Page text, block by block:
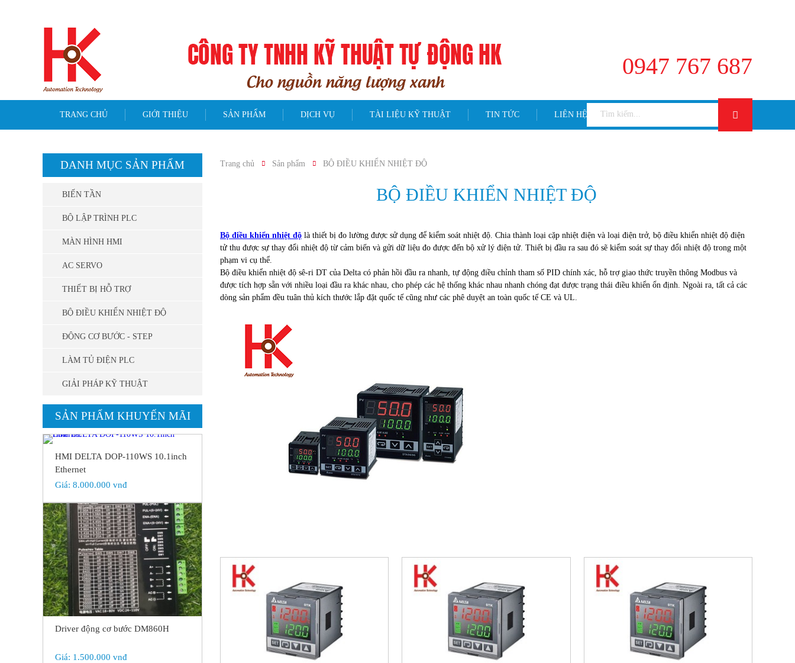
0947 767 687
TRANG CHỦ GIỚI THIỆU SẢN PHẨM DỊCH VỤ TÀI LIỆU KỸ THUẬT TIN TỨC LIÊN HỆ
Trang chủ Sản phẩm BỘ ĐIỀU KHIỂN NHIỆT ĐỘ
BỘ ĐIỀU KHIỂN NHIỆT ĐỘ
Bộ điều khiển nhiệt độ là thiết bị đo lường được sử dụng để kiểm soát nhiệt độ. Chia thành loại cặp nhiệt điện và loại điện trở, bộ điều khiển nhiệt độ điện
tử thu được sự thay đổi nhiệt độ từ cảm biến và gửi dữ liệu đo được đến bộ xử lý điện tử. Thiết bị đầu ra sau đó sẽ kiểm soát sự thay đổi nhiệt độ trong một
phạm vi cụ thể.
Bộ điều khiển nhiệt độ sê-ri DT của Delta có phản hồi đầu ra nhanh, tự động điều chỉnh tham số PID chính xác, hỗ trợ giao thức truyền thông Modbus và
được tích hợp sẵn với nhiều loại đầu ra khác nhau, cho phép các hệ thống khác nhau nhanh chóng đạt được trạng thái điều khiển ổn định. Ngoài ra, tất cả các
dòng sản phẩm đều tuân thủ kích thước lắp đặt quốc tế cũng như các phê duyệt an toàn quốc tế CE và UL.
DANH MỤC SẢN PHẨM
BIẾN TẦN
BỘ LẬP TRÌNH PLC
MÀN HÌNH HMI
AC SERVO
THIẾT BỊ HỖ TRỢ
BỘ ĐIỀU KHIỂN NHIỆT ĐỘ
ĐỘNG CƠ BƯỚC - STEP
LÀM TỦ ĐIỆN PLC
GIẢI PHÁP KỸ THUẬT
SẢN PHẨM KHUYẾN MÃI
HMI DELTA DOP-110WS 10.1inch
Ethernet
Giá: 8.000.000 vnđ
Driver động cơ bước DM860H
Giá: 1.500.000 vnđ